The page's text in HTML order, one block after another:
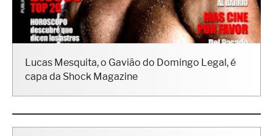
Lucas Mesquita, o Gavião do Domingo Legal, é
capa da Shock Magazine